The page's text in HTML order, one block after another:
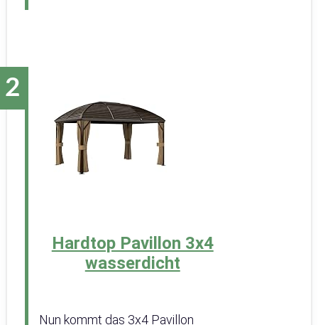
Hardtop Pavillon 3x4
wasserdicht
Nun kommt das 3x4 Pavillon